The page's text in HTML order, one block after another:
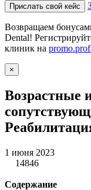
Прислать свой кейс
Возвращаем
Dental!
клиник на
×
Возрастные
1 июня 2023
14846
Содержание